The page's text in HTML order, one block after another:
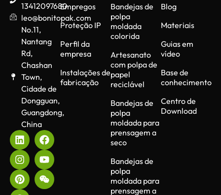
13412097680
leo@bonitopak.com
No.11,
Nantang
Rd,
Chashan
Town,
Cidade de
Dongguan,
Guangdong,
China
Empregos
Proteção IP
Perfil da
empresa
Instalações de
fabricação
Bandejas de
polpa
moldada
colorida
Artesanato
com polpa de
papel
reciclável
Bandejas de
polpa
moldada para
prensagem a
seco
Bandejas de
polpa
moldada para
prensagem a
Blog
Materiais
Guias em
vídeo
Base de
conhecimento
Centro de
Download